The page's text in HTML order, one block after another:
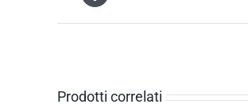
Prodotti correlati